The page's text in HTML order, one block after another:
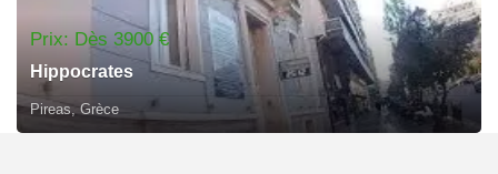
Prix: Dès 3900 €
Hippocrates
Pireas, Grèce